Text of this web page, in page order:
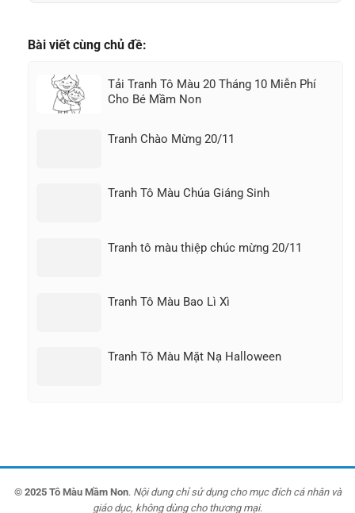
Bài viết cùng chủ đề:
Tải Tranh Tô Màu 20 Tháng 10 Miễn Phí
Cho Bé Mầm Non
Tranh Chào Mừng 20/11
Tranh Tô Màu Chúa Giáng Sinh
Tranh tô màu thiệp chúc mừng 20/11
Tranh Tô Màu Bao Lì Xì
Tranh Tô Màu Mặt Nạ Halloween
© 2025 Tô Màu Mầm Non. Nội dung chỉ sử dụng cho mục đích cá nhân và
giáo dục, không dùng cho thương mại.